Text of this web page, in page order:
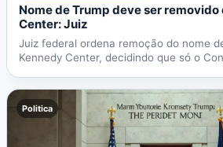
Nome de Trump deve ser removido
Center: Juiz
Juiz federal ordena remoção do nome
Kennedy Center, decidindo que só o
Politica